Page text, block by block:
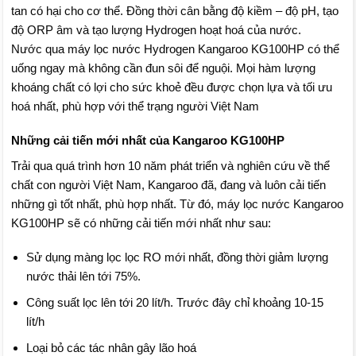
tan có hại cho cơ thể. Đồng thời cân bằng độ kiềm – độ pH, tạo
độ ORP âm và tạo lượng Hydrogen hoạt hoá của nước.
Nước qua máy lọc nước Hydrogen Kangaroo KG100HP có thể
uống ngay mà không cần đun sôi để nguội. Mọi hàm lượng
khoáng chất có lợi cho sức khoẻ đều được chọn lựa và tối ưu
hoá nhất, phù hợp với thể trạng người Việt Nam
Những cải tiến mới nhất của Kangaroo KG100HP
Trải qua quá trình hơn 10 năm phát triển và nghiên cứu về thể
chất con người Việt Nam, Kangaroo đã, đang và luôn cải tiến
những gì tốt nhất, phù hợp nhất. Từ đó, máy lọc nước Kangaroo
KG100HP sẽ có những cải tiến mới nhất như sau:
Sử dụng màng lọc lọc RO mới nhất, đồng thời giảm lượng
nước thải lên tới 75%.
Công suất lọc lên tới 20 lít/h. Trước đây chỉ khoảng 10-15
lít/h
Loại bỏ các tác nhân gây lão hoá